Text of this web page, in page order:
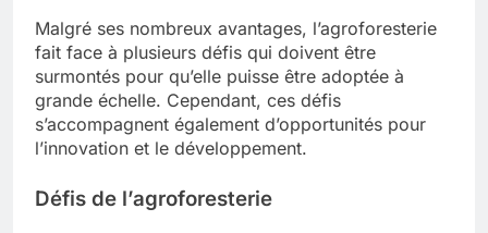
Malgré ses nombreux avantages, l’agroforesterie
fait face à plusieurs défis qui doivent être
surmontés pour qu’elle puisse être adoptée à
grande échelle. Cependant, ces défis
s’accompagnent également d’opportunités pour
l’innovation et le développement.
Défis de l’agroforesterie